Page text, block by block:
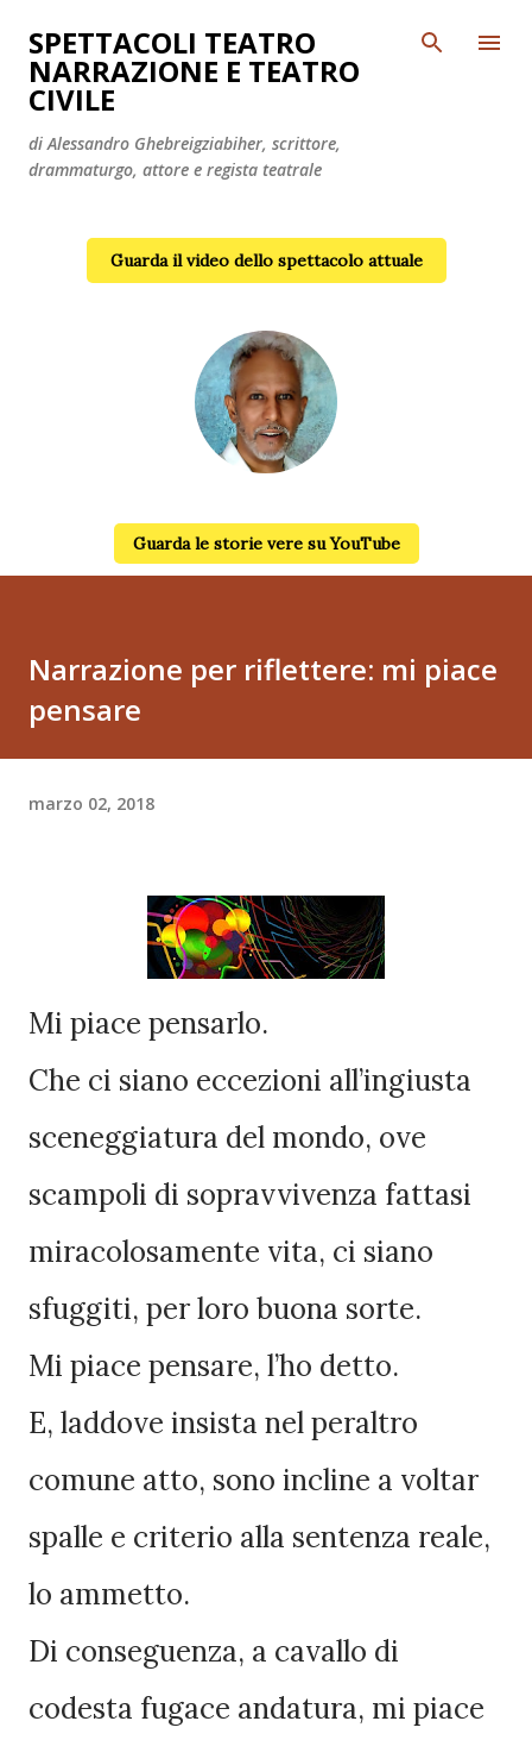
Passa ai contenuti principali
SPETTACOLI TEATRO
NARRAZIONE E TEATRO
CIVILE
di Alessandro Ghebreigziabiher, scrittore,
drammaturgo, attore e regista teatrale
Guarda il video dello spettacolo attuale
Guarda le storie vere su YouTube
Narrazione per riflettere: mi piace
pensare
marzo 02, 2018
Mi piace pensarlo.
Che ci siano eccezioni all’ingiusta
sceneggiatura del mondo, ove
scampoli di sopravvivenza fattasi
miracolosamente vita, ci siano
sfuggiti, per loro buona sorte.
Mi piace pensare, l’ho detto.
E, laddove insista nel peraltro
comune atto, sono incline a voltar
spalle e criterio alla sentenza reale,
lo ammetto.
Di conseguenza, a cavallo di
codesta fugace andatura, mi piace